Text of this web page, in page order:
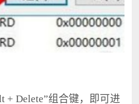
Delete”组合键，即可进